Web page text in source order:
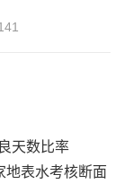
天数比率
地表水考核断面